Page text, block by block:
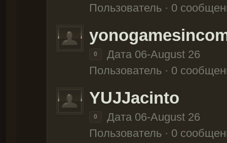
Пользователь · 0
0
Дата 06-August 26
Пользователь · 0
YUJJacinto
0
Дата 06-August 26
Пользователь · 0